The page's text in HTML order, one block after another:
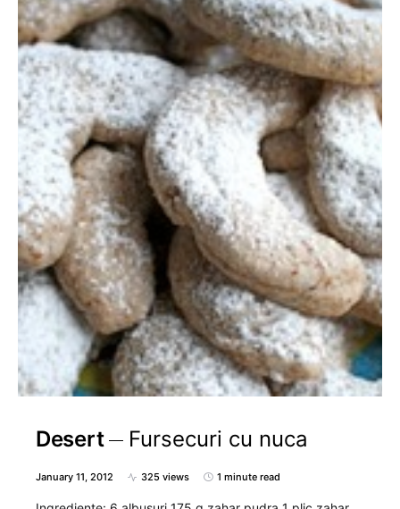
Desert Fursecuri cu nuca
January 11, 2012 325 views 1 minute read